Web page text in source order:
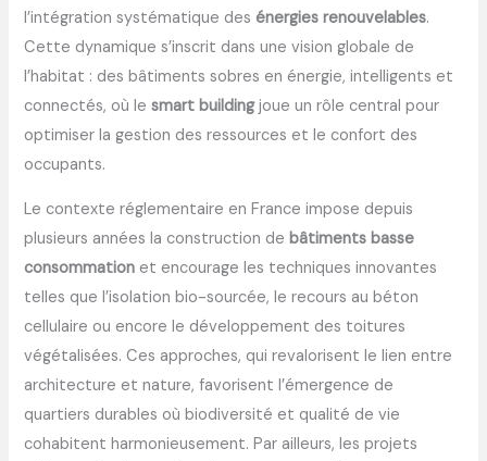
l’intégration systématique desénergies renouvelables.
Cette dynamique s’inscrit dans une vision globale de
l’habitat : des bâtiments sobres en énergie, intelligents et
connectés, où lesmart buildingjoue un rôle central pour
optimiser la gestion des ressources et le confort des
occupants.
Le contexte réglementaire en France impose depuis
plusieurs années la construction debâtiments basse
consommation et encourage les techniques innovantes
telles que l’isolation bio-sourcée, le recours au béton
cellulaire ou encore le développement des toitures
végétalisées. Ces approches, qui revalorisent le lien entre
architecture et nature, favorisent l’émergence de
quartiers durables où biodiversité et qualité de vie
cohabitent harmonieusement. Par ailleurs, les projets